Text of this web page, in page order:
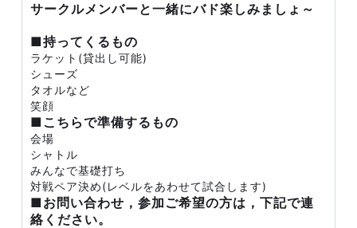
サークルメンバーと一緒にバド楽しみましょ～
■持ってくるもの
ラケット(貸出し可能)
シューズ
タオルなど
笑顔
■こちらで準備するもの
会場
シャトル
みんなで基礎打ち
対戦ペア決め(レベルをあわせて試合します)
■お問い合わせ，参加ご希望の方は，下記で連
絡ください。